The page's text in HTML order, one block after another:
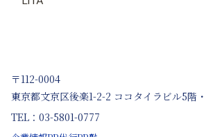
〒112-0004
東京都文京区後楽1-2-2 ココタイラビル5階
TEL：03-5801-0777